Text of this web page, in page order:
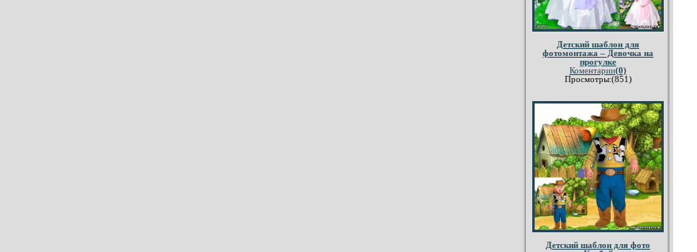
Детский шаблон для
фотомонтажа – Девочка на
прогулке
Коментарии(0)
Просмотры:(851)
Детский шаблон для фото